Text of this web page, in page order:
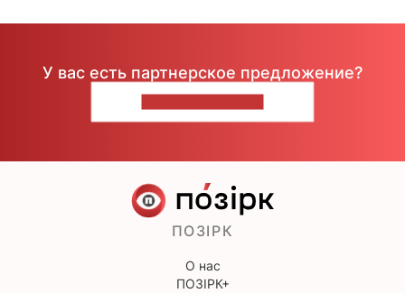
У вас есть партнерское предложение?
ПОЗІРК
О нас
ПОЗІРК+